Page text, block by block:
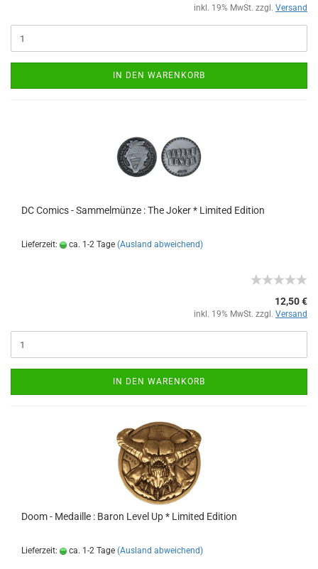
inkl. 19% MwSt. zzgl. Versand
IN DEN WARENKORB
DC Comics - Sammelmünze : The Joker * Limited Edition
Lieferzeit: ca. 1-2 Tage (Ausland abweichend)
12,50 €
inkl. 19% MwSt. zzgl. Versand
IN DEN WARENKORB
Doom - Medaille : Baron Level Up * Limited Edition
Lieferzeit: ca. 1-2 Tage (Ausland abweichend)